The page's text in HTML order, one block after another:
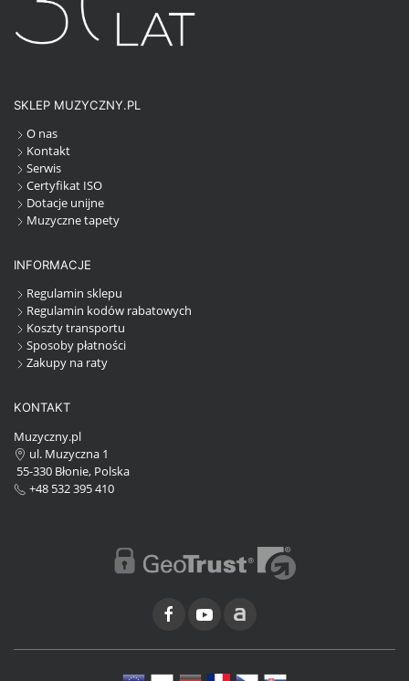
SKLEP MUZYCZNY.PL
O nas
Kontakt
Serwis
Certyfikat ISO
Dotacje unijne
Muzyczne tapety
INFORMACJE
Regulamin sklepu
Regulamin kodów rabatowych
Koszty transportu
Sposoby płatności
Zakupy na raty
KONTAKT
Muzyczny.pl
ul. Muzyczna 1
55-330 Błonie, Polska
+48 532 395 410